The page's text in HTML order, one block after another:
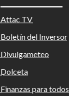
Attac TV
Boletín del Inversor
Divulgameteo
Dolceta
Finanzas para todos